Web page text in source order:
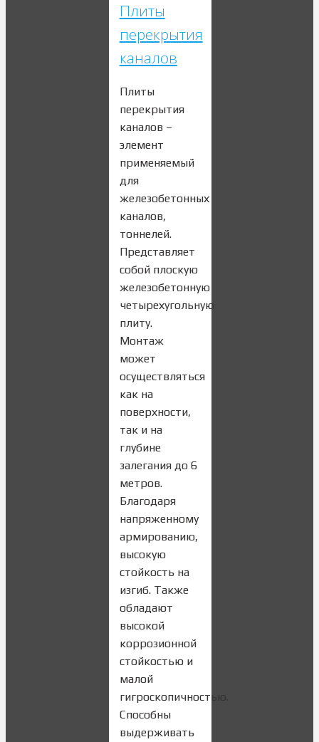
Плиты
перекрытия
каналов
Плиты
перекрытия
каналов –
элемент
применяемый
для
железобетонных
каналов,
тоннелей.
Представляет
собой плоскую
железобетонную
четырехугольную
плиту.
Монтаж
может
осуществляться
как на
поверхности,
так и на
глубине
залегания до 6
метров.
Благодаря
напряженному
армированию,
высокую
стойкость на
изгиб. Также
обладают
высокой
коррозионной
стойкостью и
малой
гигроскопичностью.
Способны
выдерживать